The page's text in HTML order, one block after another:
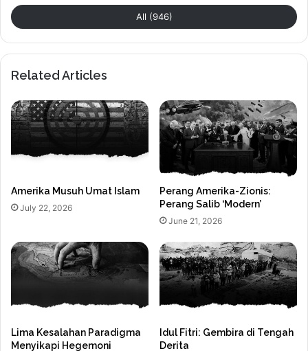
All (946)
Related Articles
Amerika Musuh Umat Islam
July 22, 2026
Perang Amerika-Zionis:
Perang Salib ‘Modern’
June 21, 2026
Lima Kesalahan Paradigma
Menyikapi Hegemoni
Idul Fitri: Gembira di Tengah
Derita